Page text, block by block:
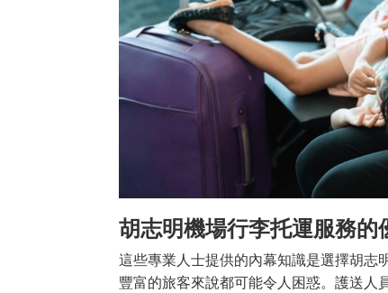
胡志明機場行李托運服務的
這些專業人士提供的內幕知識是選擇胡志
豐富的旅客來說都可能令人困惑。護送人